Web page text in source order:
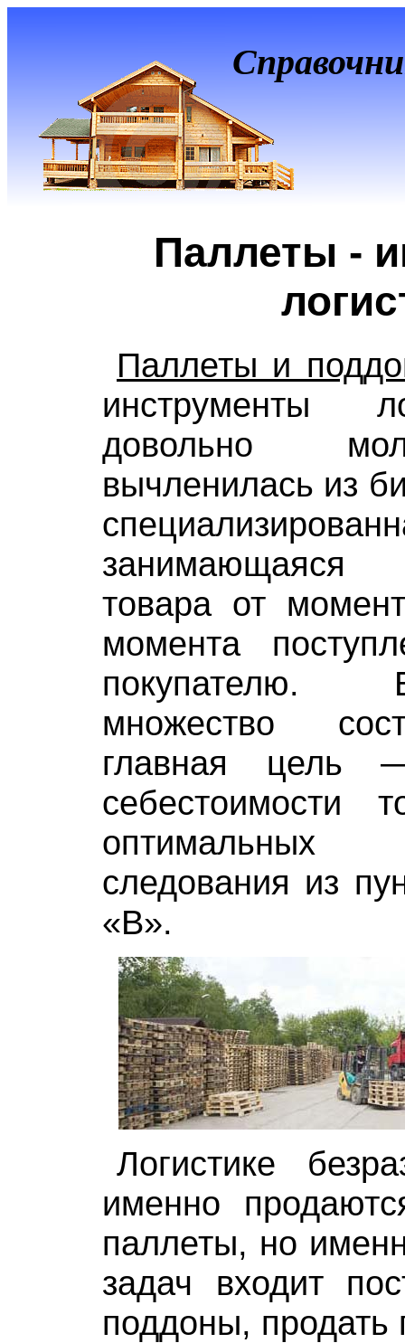
Паллеты -
Паллеты и
инструменты
довольно
вычленилась из
занимающаяся
товара от
момента
покупателю.
множество
главная цель
себестоимости
следования из
«В».
Логистике
именно
паллеты, но
задач входит
поддоны, продать